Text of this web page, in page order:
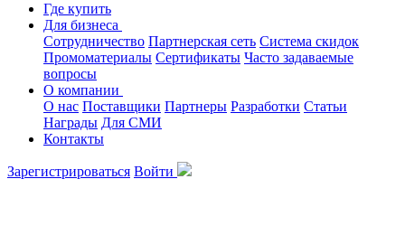
Где купить
Для бизнеса
Сотрудничество Партнерская сеть Система скидок
Промоматериалы Сертификаты Часто задаваемые
вопросы
О компании
О нас Поставщики Партнеры Разработки Статьи
Награды Для СМИ
Контакты
Зарегистрироваться Войти